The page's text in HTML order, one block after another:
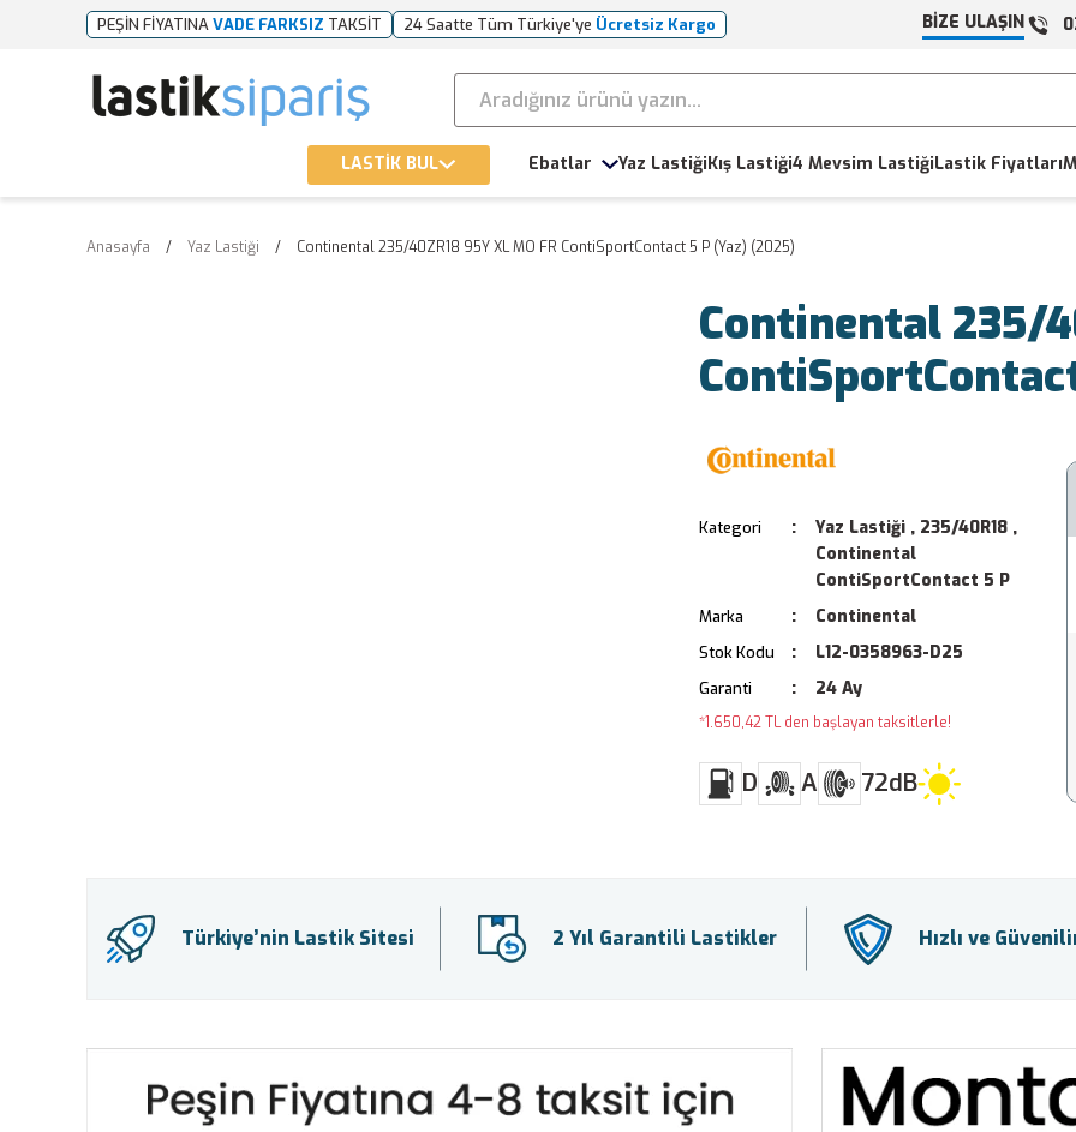
PEŞİN FİYATINAVADE FARKSIZ TAKSİT 24 Saatte Tüm Türkiye'ye Ücretsiz Kargo BİZE ULAŞIN
LASTİK BUL Ebatlar Yaz LastiğiKış Lastiği4 Mevsim LastiğiLastik Fiyatları
Anasayfa Yaz Lastiği Continental 235/40ZR18 95Y XL MO FR ContiSportContact 5 P (Yaz) (2025)
Continental 235/
Kategori Yaz Lastiği , 235/40R18 ,
Continental
ContiSportContact 5 P
Marka Continental
Stok Kodu L12-0358963-D25
Garanti 24 Ay
*1.650,42 TL den başlayan taksitlerle!
D A 72dB
Türkiye’nin Lastik Sitesi 2 Yıl Garantili Lastikler Hızlı ve